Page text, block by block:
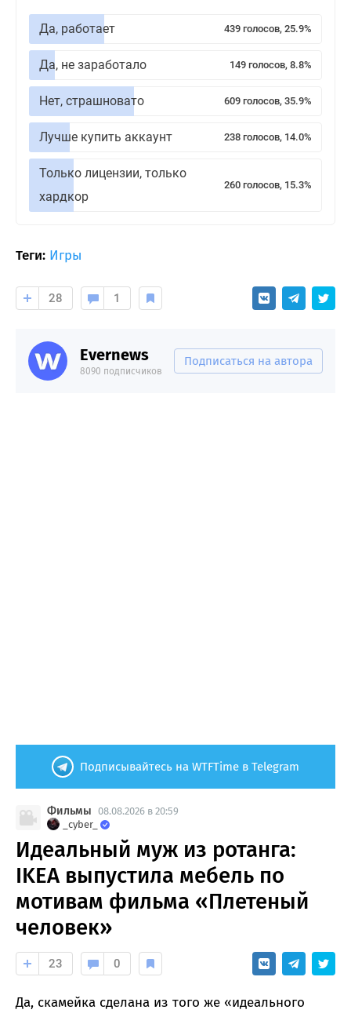
Да, работает 439 голосов, 25.9%
Да, не заработало 149 голосов, 8.8%
Нет, страшновато 609 голосов, 35.9%
Лучше купить аккаунт 238 голосов, 14.0%
Только лицензии, только
хардкор
260 голосов, 15.3%
Теги: Игры
28 1
Evernews
8090 подписчиков
Подписаться на автора
Подписывайтесь на WTFTime в Telegram
Фильмы 08.08.2026 в 20:59
_cyber_
Идеальный муж из ротанга:
IKEA выпустила мебель по
мотивам фильма «Плетеный
человек»
23 0
Да, скамейка сделана из того же «идеального